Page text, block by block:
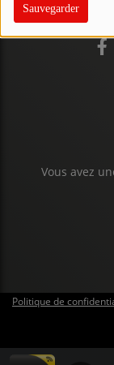
Sauvegarder
PARTICIPEZ
JEUX CONCOURS
CRÉATIONS
Vous avez
Politique de